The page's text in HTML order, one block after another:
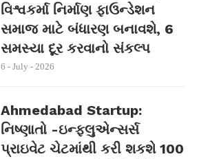
વિશ્વકર્મા નિર્માણ ફાઉન્ડેશન
સમાજ માટે બંધારણ બનાવશે, 6
સમસ્યા દૂર કરવાનો સંકલ્પ
6 - July - 2026
Ahmedabad Startup:
નિષ્ણાતો -ઇન્ફ્લુએન્સર્સ
પ્રાઇવેટ ચેટમાંથી કરી શકશે 100